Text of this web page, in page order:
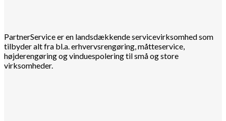
PartnerService er en landsdækkende servicevirksomhed som
tilbyder alt fra bl.a. erhvervsrengøring, måtteservice,
højderengøring og vinduespolering til små og store
virksomheder.